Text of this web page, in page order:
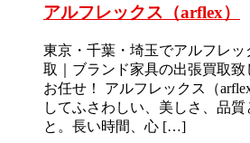
アルフレックス（arflex）
東京・千葉・埼玉でアルフレ
取｜ブランド家具の出張買取
お任せ！ アルフレックス（
してふさわしい、美しさ、品
と。長い時間、心 […]